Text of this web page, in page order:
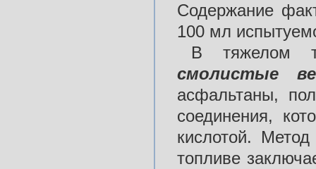
Содержание
100 мл
В тяжелом
смолистые
асфальтаны,
соединения,
кислотой.
топливе